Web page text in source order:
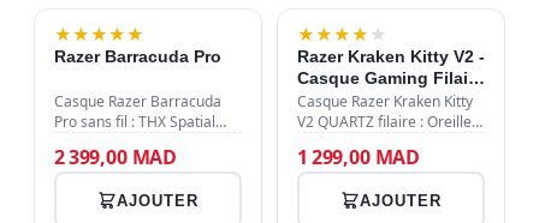
★★★★★
Razer Barracuda Pro
Casque Razer Barracuda
Pro sans fil : THX Spatial
hybride, RF
2.4GHz/Bluetooth, micro
antibruit, coussinets
2 399,00 MAD
AJOUTER
★★★★ ★
Razer Kraken Kitty V2 -
Casque Gaming Filaire
USB - Oreilles Chat
RGB - 7.1 Surround -
Casque Razer Kraken Kitty
V2 QUARTZ filaire : Oreilles
TriForce 40mm, 7.1
surround, micro HyperClear
cardioïde, USB, coussinets
1 299,00 MAD
AJOUTER